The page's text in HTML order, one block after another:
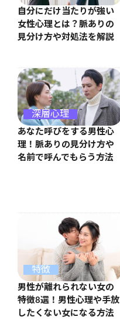
自分にだけ当たりが強い
女性心理とは？脈ありの
見分け方や対処法を解説
深層心理
あなた呼びをする男性心
理！脈ありの見分け方や
名前で呼んでもらう方法
特徴
男性が離れられない女の
特徴8選！男性心理や手放
したくない女になる方法